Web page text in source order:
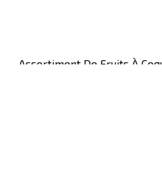
Assortiment De Fruits À